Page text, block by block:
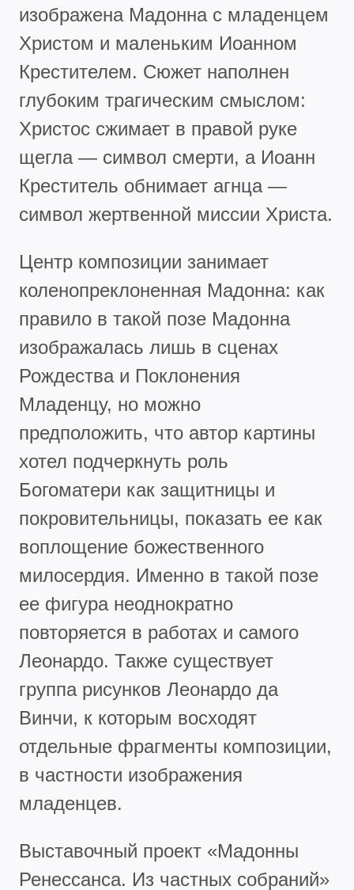
изображена Мадонна с младенцем
Христом и маленьким Иоанном
Крестителем. Сюжет наполнен
глубоким трагическим смыслом:
Христос сжимает в правой руке
щегла — символ смерти, а Иоанн
Креститель обнимает агнца —
символ жертвенной миссии Христа.
Центр композиции занимает
коленопреклоненная Мадонна: как
правило в такой позе Мадонна
изображалась лишь в сценах
Рождества и Поклонения
Младенцу, но можно
предположить, что автор картины
хотел подчеркнуть роль
Богоматери как защитницы и
покровительницы, показать ее как
воплощение божественного
милосердия. Именно в такой позе
ее фигура неоднократно
повторяется в работах и самого
Леонардо. Также существует
группа рисунков Леонардо да
Винчи, к которым восходят
отдельные фрагменты композиции,
в частности изображения
младенцев.
Выставочный проект «Мадонны
Ренессанса. Из частных собраний»